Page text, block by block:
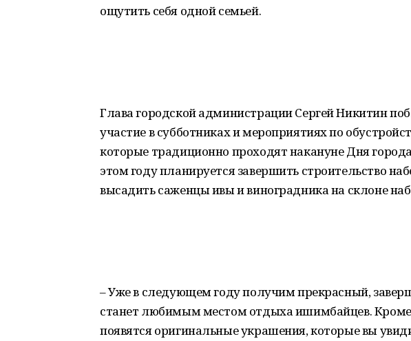
ощутить себя одной семьей.
Глава городской администрации Сергей Никитин
участие в субботниках и мероприятиях по
которые традиционно проходят накануне Дня
этом году планируется завершить строительство
высадить саженцы ивы и виноградника на склоне
– Уже в следующем году получим прекрасный,
станет любимым местом отдыха ишимбайцев. Кроме
появятся оригинальные украшения, которые вы